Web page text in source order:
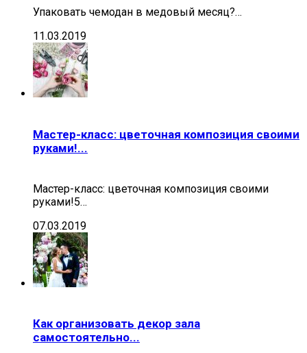
Упаковать чемодан в медовый месяц?…
11.03.2019
Мастер-класс: цветочная композиция своими
руками!...
Мастер-класс: цветочная композиция своими
руками!5…
07.03.2019
Как организовать декор зала
самостоятельно...